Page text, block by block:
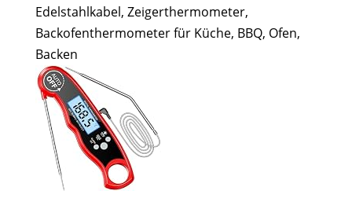
Edelstahlkabel, Zeigerthermometer,
Backofenthermometer für Küche, BBQ, Ofen,
Backen